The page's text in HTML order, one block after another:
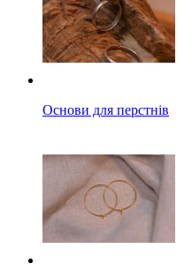
Основи для перстнів